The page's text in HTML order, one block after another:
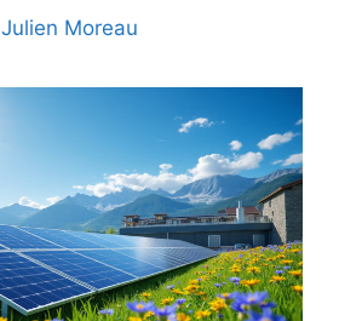
Julien Moreau